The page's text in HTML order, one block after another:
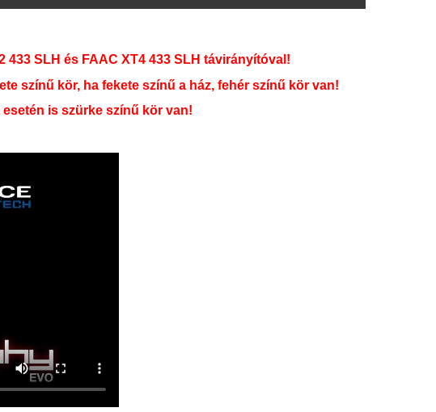
433 SLH és FAAC XT4 433 SLH távirányítóval!
színű kör, ha fekete színű a ház, fehér színű kör van!
is szürke színű kör van!